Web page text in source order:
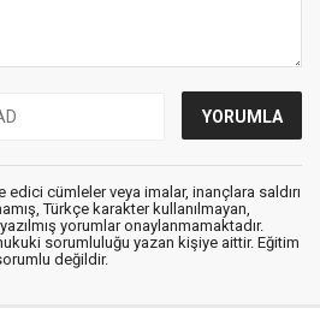
edici cümleler veya imalar, inançlara saldırı
Türkçe karakter kullanılmayan,
yazılmış yorumlar onaylanmamaktadır.
sorumluluğu yazan kişiye aittir. Eğitim
değildir.